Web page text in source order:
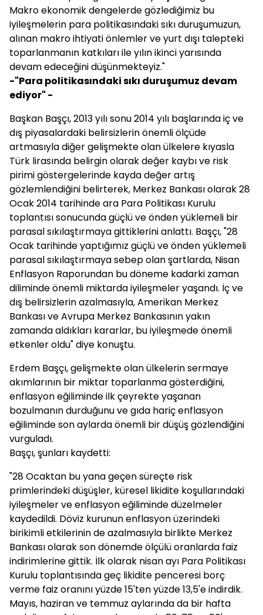
Makro ekonomik dengelerde gözlediğimiz bu
iyileşmelerin para politikasındaki sıkı duruşumuzun,
alınan makro ihtiyati önlemler ve yurt dışı talepteki
toparlanmanın katkıları ile yılın ikinci yarısında
devam edeceğini düşünmekteyiz."
-"Para politikasındaki sıkı duruşumuz devam
ediyor" -
Başkan Başçı, 2013 yılı sonu 2014 yılı başlarında iç ve
dış piyasalardaki belirsizlerin önemli ölçüde
artmasıyla diğer gelişmekte olan ülkelere kıyasla
Türk lirasında belirgin olarak değer kaybı ve risk
pirimi göstergelerinde kayda değer artış
gözlemlendiğini belirterek, Merkez Bankası olarak 28
Ocak 2014 tarihinde ara Para Politikası Kurulu
toplantısı sonucunda güçlü ve önden yüklemeli bir
parasal sıkılaştırmaya gittiklerini anlattı. Başçı, "28
Ocak tarihinde yaptığımız güçlü ve önden yüklemeli
parasal sıkılaştırmaya sebep olan şartlarda, Nisan
Enflasyon Raporundan bu döneme kadarki zaman
diliminde önemli miktarda iyileşmeler yaşandı. İç ve
dış belirsizlerin azalmasıyla, Amerikan Merkez
Bankası ve Avrupa Merkez Bankasının yakın
zamanda aldıkları kararlar, bu iyileşmede önemli
etkenler oldu" diye konuştu.
Erdem Başçı, gelişmekte olan ülkelerin sermaye
akımlarının bir miktar toparlanma gösterdiğini,
enflasyon eğiliminde ilk çeyrekte yaşanan
bozulmanın durduğunu ve gıda hariç enflasyon
eğiliminde son aylarda önemli bir düşüş gözlendiğini
vurguladı.
Başçı, şunları kaydetti:
"28 Ocaktan bu yana geçen süreçte risk
primlerindeki düşüşler, küresel likidite koşullarındaki
iyileşmeler ve enflasyon eğiliminde düzelmeler
kaydedildi. Döviz kurunun enflasyon üzerindeki
birikimli etkilerinin de azalmasıyla birlikte Merkez
Bankası olarak son dönemde ölçülü oranlarda faiz
indirimlerine gittik. İlk olarak nisan ayı Para Politikası
Kurulu toplantısında geç likidite penceresi borç
verme faiz oranını yüzde 15'ten yüzde 13,5'e indirdik.
Mayıs, haziran ve temmuz aylarında da bir hafta